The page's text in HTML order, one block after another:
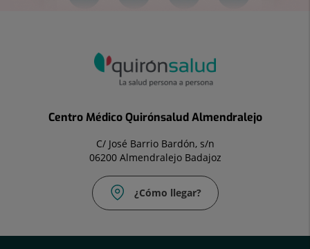
Centro Médico Quirónsalud Almendralejo
C/ José Barrio Bardón, s/n
06200 Almendralejo Badajoz
¿Cómo llegar?
924